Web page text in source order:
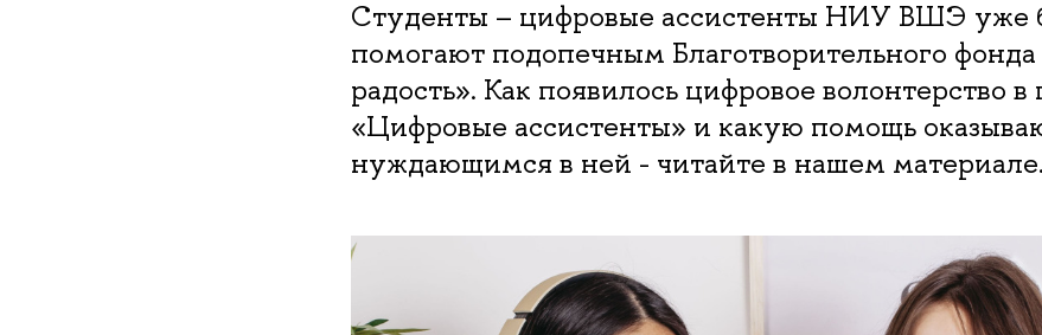
Студенты – цифровые ассистенты НИУ ВШЭ уже
помогают подопечным Благотворительного фонда
радость». Как появилось цифровое волонтерство в
«Цифровые ассистенты» и какую помощь
нуждающимся в ней - читайте в нашем материале.